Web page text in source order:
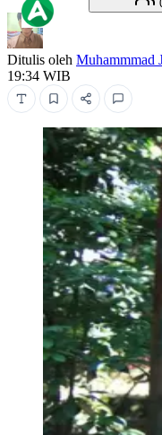
Ditulis oleh Muhammmad
19:34 WIB